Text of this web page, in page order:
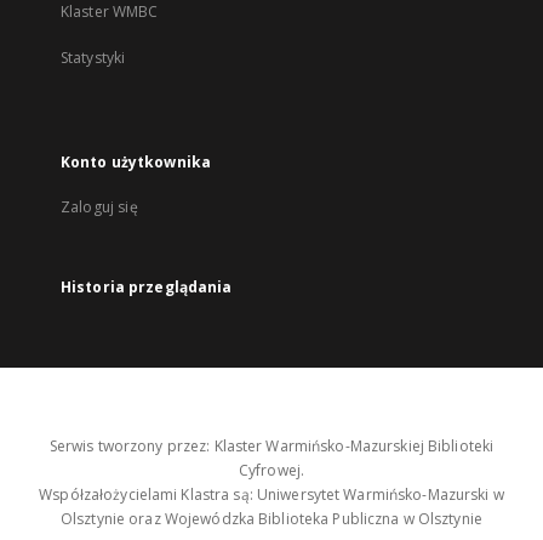
Klaster WMBC
Statystyki
Konto użytkownika
Zaloguj się
Historia przeglądania
Serwis tworzony przez: Klaster Warmińsko-Mazurskiej Biblioteki
Cyfrowej.
Współzałożycielami Klastra są: Uniwersytet Warmińsko-Mazurski w
Olsztynie oraz Wojewódzka Biblioteka Publiczna w Olsztynie